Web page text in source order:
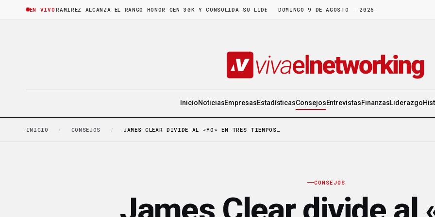
EN VIVO
BRUNO RAMIREZ ALCANZA EL RANGO HONOR GEN 30K Y CONSOLIDA SU LIDERAZGO EN WORLD GEN·LA FRUTA MADURA NO ESPERA:
DOMINGO 9 DE AGOSTO · 2026
InicioNoticiasEmpresasEstadísticasConsejosEntrevistasFinanzasLiderazgo
INICIO / CONSEJOS / JAMES CLEAR DIVIDE AL «YO» EN TRES TIEMPOS…
CONSEJOS